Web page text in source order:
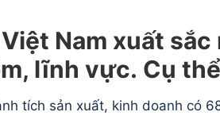
Nam xuất
lĩnh vực. Cụ
tích sản xuất, kinh doanh có